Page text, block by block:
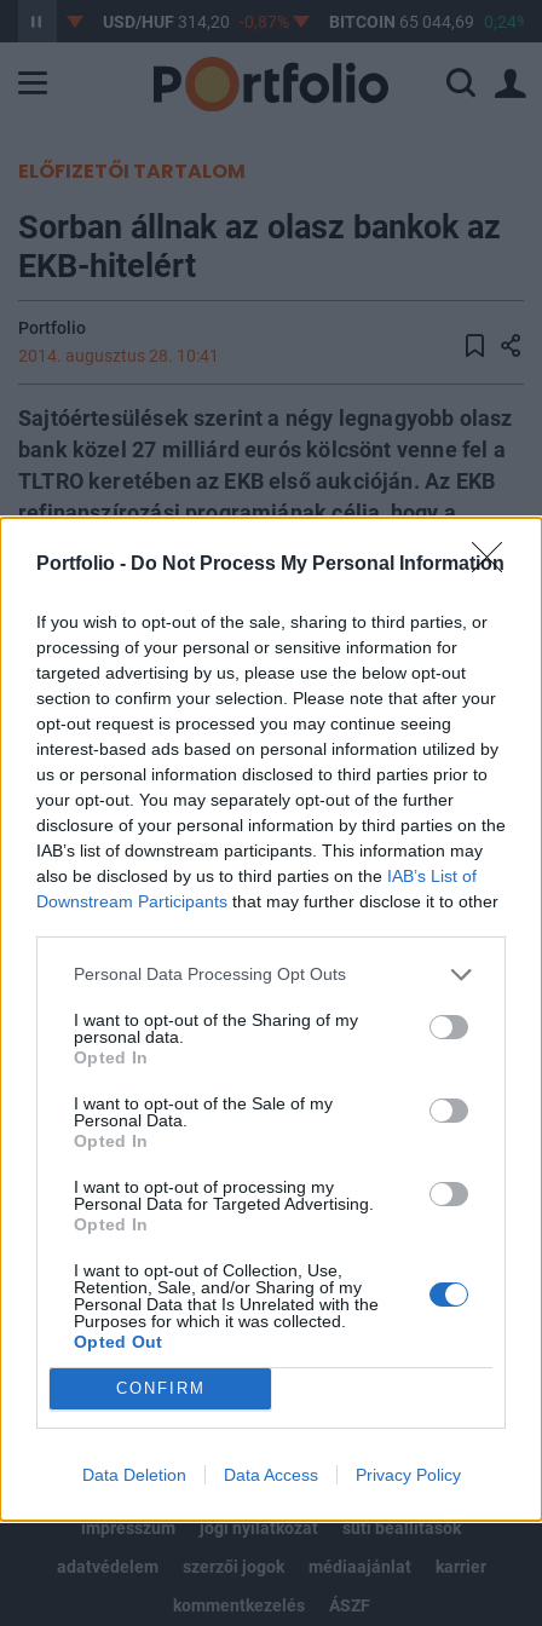
Portfolio - Do Not Process My Personal Information
If you wish to opt-out of the sale, sharing to third parties, or
processing of your personal or sensitive information for
targeted advertising by us, please use the below opt-out
section to confirm your selection. Please note that after your
opt-out request is processed you may continue seeing
interest-based ads based on personal information utilized by
us or personal information disclosed to third parties prior to
your opt-out. You may separately opt-out of the further
disclosure of your personal information by third parties on the
IAB’s list of downstream participants. This information may
also be disclosed by us to third parties on the IAB’s List of
Downstream Participants that may further disclose it to other
Personal Data Processing Opt Outs
I want to opt-out of the Sharing of my
personal data.
Opted In
I want to opt-out of the Sale of my
Personal Data.
Opted In
I want to opt-out of processing my
Personal Data for Targeted Advertising.
Opted In
I want to opt-out of Collection, Use,
Retention, Sale, and/or Sharing of my
Personal Data that Is Unrelated with the
Purposes for which it was collected.
Opted Out
CONFIRM
Data Deletion Data Access Privacy Policy
-0,61% USD/HUF 314,20 -0,87% BITCOIN 65 044,69 0,24%
ELŐFIZETŐI TARTALOM
Sorban állnak az olasz bankok az
EKB-hitelért
Portfolio
2014. augusztus 28. 10:41
Sajtóértesülések szerint a négy legnagyobb olasz
bank közel 27 milliárd eurós kölcsönt venne fel a
TLTRO keretében az EKB első aukcióján. Az EKB
refinanszírozási programjának célja, hogy a
növekedjen a reálgazdasági hitelezés és egyúttal
Az olasz Unicredit, legnagyobb hitelezőként a piacon, 7
milliárd eurós kölcsönt kíván felvenni a szeptemberi
kibocsátáson. A Banca Monte dei Paschi, a harmadik
legnagyobb olasz bank 3 milliárd eurós kölcsönért áll majd
sorba, míg a Banco Popolare az első kibocsátáson 3,8
milliárd eurót igényel majd. Az Intensa Sanpaolo, az olasz
piac második legnagyobb bankja, tervei szerint...
KEDVES OLVASÓNK!
tartozik, melynek olvasása előfizetéses
regisztrációhoz kötött.
Az előfizetés a következőket tartalmazza:
Kötéslisták: BÉT elmúlt 2 év napon belüli
kötéslistái
Előfizetés
MÁR ELŐFIZETŐNK VAGY?BEJELENTKEZÉS
impresszum
jogi nyilatkozat
süti beállítások
adatvédelem
szerzői jogok médiaajánlat
karrier
kommentkezelés
ÁSZF